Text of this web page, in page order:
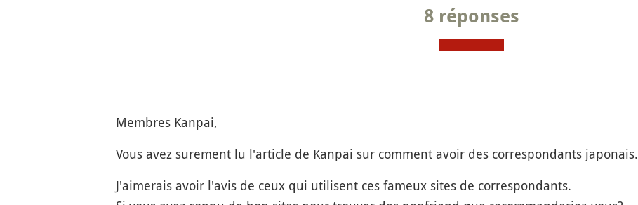
8 réponses
Membres Kanpai,
Vous avez surement lu l'article de Kanpai sur comment avoir des correspondants japonais.
J'aimerais avoir l'avis de ceux qui utilisent ces fameux sites de correspondants.